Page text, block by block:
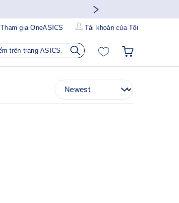
Tham gia OneASICS Tài khoản của Tôi